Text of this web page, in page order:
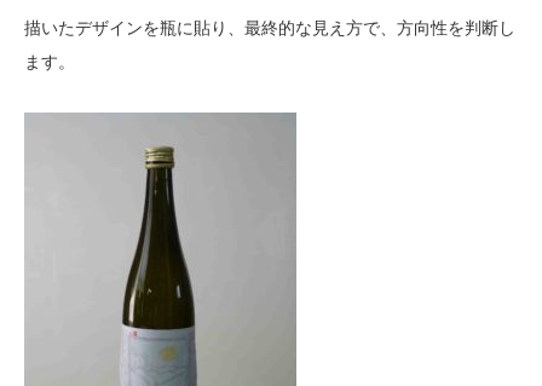
描いたデザインを瓶に貼り、最終的な見え方で、方向性を判断し
ます。